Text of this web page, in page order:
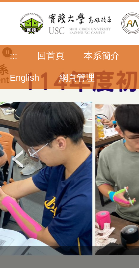
內
區
::: 回首頁 本系簡介
English 網頁管理
休產系招生群組